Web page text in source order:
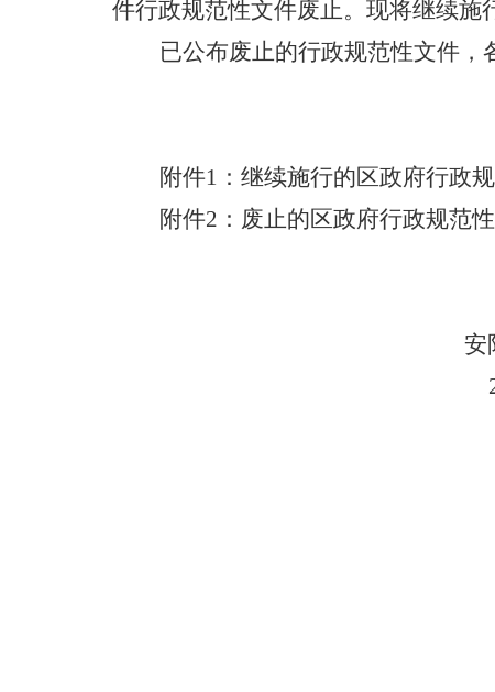
件行政规范性文件废止。现将继续施
已公布废止的行政规范性文件，
附件1：继续施行的区政府行政
附件2：废止的区政府行政规范
安